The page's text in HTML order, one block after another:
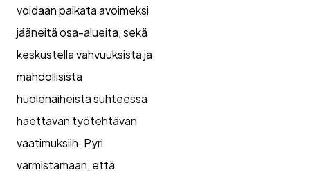
voidaan paikata avoimeksi
jääneitä osa-alueita, sekä
keskustella vahvuuksista ja
mahdollisista
huolenaiheista suhteessa
haettavan työtehtävän
vaatimuksiin. Pyri
varmistamaan, että